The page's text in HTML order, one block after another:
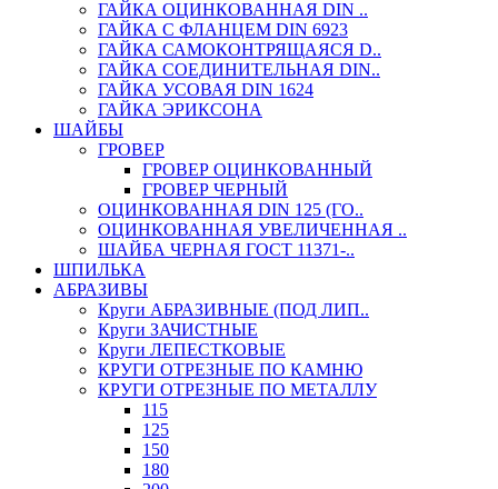
ГАЙКА ОЦИНКОВАННАЯ DIN ..
ГАЙКА С ФЛАНЦЕМ DIN 6923
ГАЙКА САМОКОНТРЯЩАЯСЯ D..
ГАЙКА СОЕДИНИТЕЛЬНАЯ DIN..
ГАЙКА УСОВАЯ DIN 1624
ГАЙКА ЭРИКСОНА
ШАЙБЫ
ГРОВЕР
ГРОВЕР ОЦИНКОВАННЫЙ
ГРОВЕР ЧЕРНЫЙ
ОЦИНКОВАННАЯ DIN 125 (ГО..
ОЦИНКОВАННАЯ УВЕЛИЧЕННАЯ ..
ШАЙБА ЧЕРНАЯ ГОСТ 11371-..
ШПИЛЬКА
АБРАЗИВЫ
Круги АБРАЗИВНЫЕ (ПОД ЛИП..
Круги ЗАЧИСТНЫЕ
Круги ЛЕПЕСТКОВЫЕ
КРУГИ ОТРЕЗНЫЕ ПО КАМНЮ
КРУГИ ОТРЕЗНЫЕ ПО МЕТАЛЛУ
115
125
150
180